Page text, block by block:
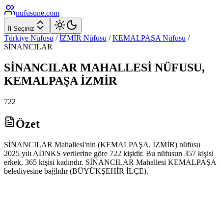
nufusune.com
İl Seçiniz
Türkiye Nüfusu / İZMİR Nüfusu / KEMALPAŞA Nüfusu /
SİNANCILAR
SİNANCILAR MAHALLESİ NÜFUSU,
KEMALPAŞA İZMİR
722
Özet
SİNANCILAR Mahallesi'nin (KEMALPAŞA, İZMİR) nüfusu
2025 yılı ADNKS verilerine göre 722 kişidir. Bu nüfusun 357 kişisi
erkek, 365 kişisi kadındır. SİNANCILAR Mahallesi KEMALPAŞA
belediyesine bağlıdır (BÜYÜKŞEHİR İLÇE).